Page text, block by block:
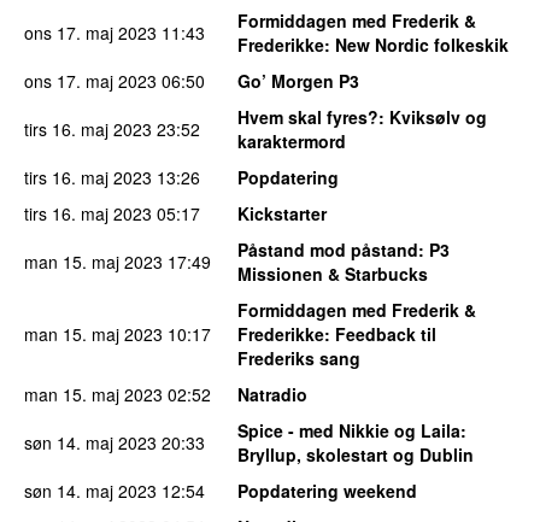
ons 17. maj 2023 11:43
Formiddagen med Frederik &
Frederikke: New Nordic folkeskik
ons 17. maj 2023 06:50
Go’ Morgen P3
tirs 16. maj 2023 23:52 Hvem skal fyres?: Kviksølv og
karaktermord
tirs 16. maj 2023 13:26
Popdatering
tirs 16. maj 2023 05:17
Kickstarter
man 15. maj 2023 17:49 Påstand mod påstand: P3
Missionen & Starbucks
man 15. maj 2023 10:17
Formiddagen med Frederik &
Frederikke: Feedback til
Frederiks sang
man 15. maj 2023 02:52
Natradio
søn 14. maj 2023 20:33 Spice - med Nikkie og Laila:
Bryllup, skolestart og Dublin
søn 14. maj 2023 12:54
Popdatering weekend